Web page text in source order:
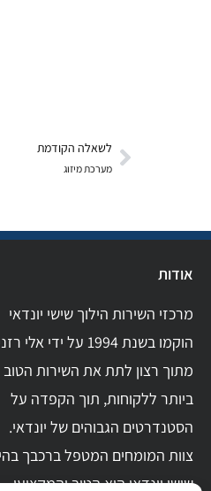
לשאלה הקודמת
מערכת מיזוג
אודות
מרכזי השירות הילוך שישי יונדאי
הוקמו בשנת 1994 על ידי אלי
מתוך רצון לתת את השירות הטוב
ביותר ללקוחות, תוך הקפדה על
הסטנדרטים הגבוהים של יונדאי.
צוות המומחים המטפל ברכבך
שישי יונדאי הוא הטוב והמקצועי